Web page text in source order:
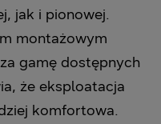
jak i pionowej.
montażowym
gamę dostępnych
że eksploatacja
komfortowa.